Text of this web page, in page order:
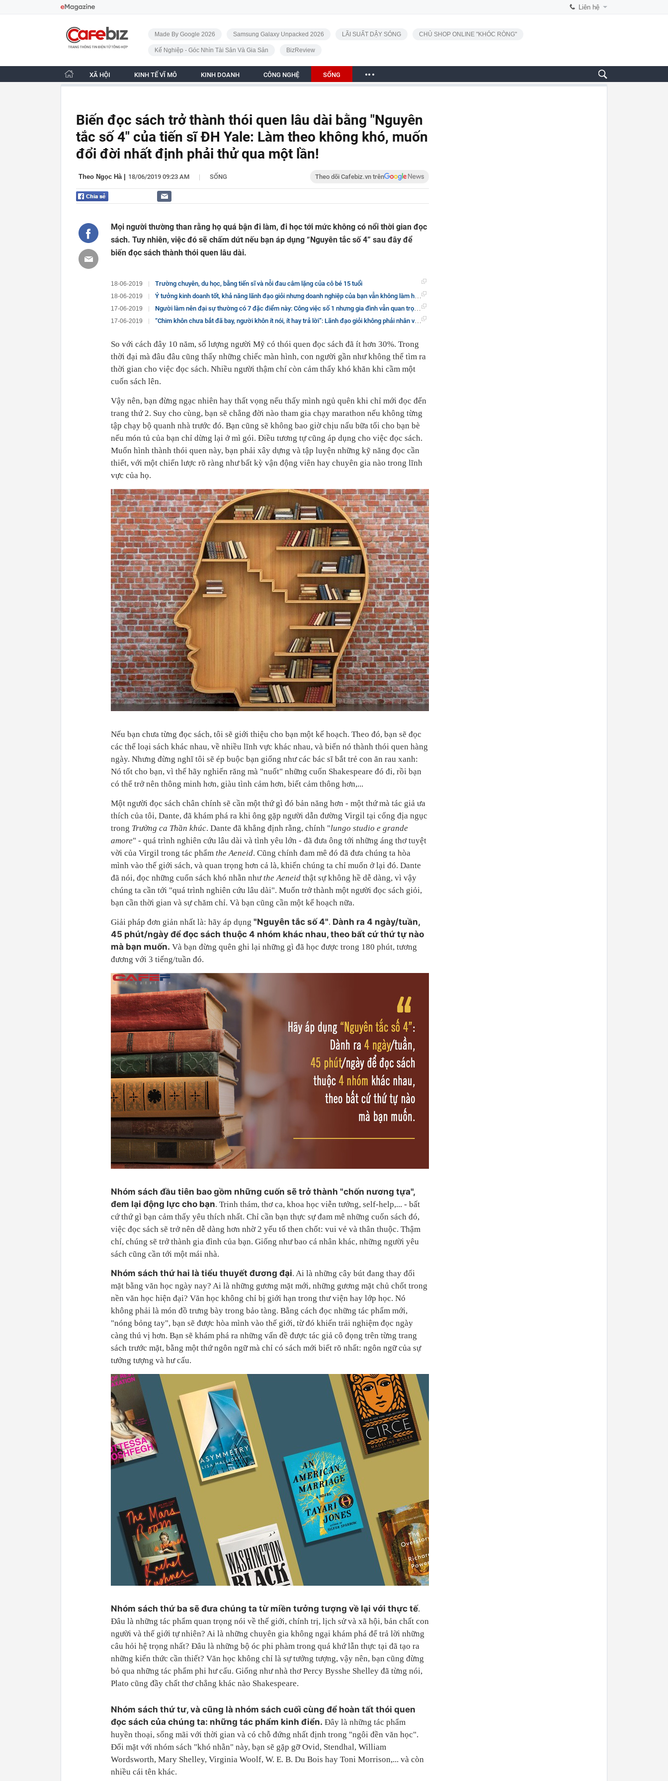
Liên hệ
CafeBiz - Trang chủ
Made By Google 2026 Samsung Galaxy Unpacked 2026 LÃI SUẤT DẬY SÓNG CHỦ SHOP ONLINE "KHÓC RÒNG"
Kế Nghiệp - Góc Nhìn Tài Sản Và Gia Sản BizReview
XÃ HỘI KINH TẾ VĨ MÔ KINH DOANH CÔNG NGHỆ SỐNG
Biến đọc sách trở thành thói quen lâu dài bằng "Nguyên
tắc số 4" của tiến sĩ ĐH Yale: Làm theo không khó, muốn
đổi đời nhất định phải thử qua một lần!
Theo Ngọc Hà| 18/06/2019 09:23 AM | SỐNG Theo dõi Cafebiz.vn trên
Mọi người thường than rằng họ quá bận đi làm, đi học tới mức không có nổi thời gian đọc
sách. Tuy nhiên, việc đó sẽ chấm dứt nếu bạn áp dụng “Nguyên tắc số 4” sau đây để
biến đọc sách thành thói quen lâu dài.
18-06-2019 Trường chuyên, du học, bằng tiến sĩ và nỗi đau câm lặng của cô bé 15 tuổi
18-06-2019 Ý tưởng kinh doanh tốt, khả năng lãnh đạo giỏi nhưng doanh nghiệp của bạn vẫn không làm hài lòng các nhà đầu tư, nguyên nhân là do đâu?
17-06-2019 Người làm nên đại sự thường có 7 đặc điểm này: Công việc số 1 nhưng gia đình vẫn quan trọng nhất
17-06-2019 “Chim khôn chưa bắt đã bay, người khôn ít nói, ít hay trả lời”: Lãnh đạo giỏi không phải nhân viên hỏi gì cũng nói, đôi khi lời khuyên có ích nhất là không khuyên gì cả
So với cách đây 10 năm, số lượng người Mỹ có thói quen đọc sách đã ít hơn 30%. Trong
thời đại mà đâu đâu cũng thấy những chiếc màn hình, con người gần như không thể tìm ra
thời gian cho việc đọc sách. Nhiều người thậm chí còn cảm thấy khó khăn khi cầm một
cuốn sách lên.
Vậy nên, bạn đừng ngạc nhiên hay thất vọng nếu thấy mình ngủ quên khi chỉ mới đọc đến
trang thứ 2. Suy cho cùng, bạn sẽ chẳng đời nào tham gia chạy marathon nếu không từng
tập chạy bộ quanh nhà trước đó. Bạn cũng sẽ không bao giờ chịu nấu bữa tối cho bạn bè
nếu món tủ của bạn chỉ dừng lại ở mì gói. Điều tương tự cũng áp dụng cho việc đọc sách.
Muốn hình thành thói quen này, bạn phải xây dựng và tập luyện những kỹ năng đọc cần
thiết, với một chiến lược rõ ràng như bất kỳ vận động viên hay chuyên gia nào trong lĩnh
vực của họ.
Nếu bạn chưa từng đọc sách, tôi sẽ giới thiệu cho bạn một kế hoạch. Theo đó, bạn sẽ đọc
các thể loại sách khác nhau, về nhiều lĩnh vực khác nhau, và biến nó thành thói quen hàng
ngày. Nhưng đừng nghĩ tôi sẽ ép buộc bạn giống như các bác sĩ bắt trẻ con ăn rau xanh:
Nó tốt cho bạn, vì thế hãy nghiến răng mà "nuốt" những cuốn Shakespeare đó đi, rồi bạn
có thể trở nên thông minh hơn, giàu tình cảm hơn, biết cảm thông hơn,...
Một người đọc sách chân chính sẽ cần một thứ gì đó bản năng hơn - một thứ mà tác giả ưa
thích của tôi, Dante, đã khám phá ra khi ông gặp người dẫn đường Virgil tại cổng địa ngục
trong Trường ca Thần khúc. Dante đã khẳng định rằng, chính "lungo studio e grande
amore" - quá trình nghiên cứu lâu dài và tình yêu lớn - đã đưa ông tới những áng thơ tuyệt
vời của Virgil trong tác phẩm the Aeneid. Cũng chính đam mê đó đã đưa chúng ta hòa
mình vào thế giới sách, và quan trọng hơn cả là, khiến chúng ta chỉ muốn ở lại đó. Dante
đã nói, đọc những cuốn sách khó nhằn nhưthe Aeneid thật sự không hề dễ dàng, vì vậy
chúng ta cần tới "quá trình nghiên cứu lâu dài". Muốn trở thành một người đọc sách giỏi,
bạn cần thời gian và sự chăm chỉ. Và bạn cũng cần một kế hoạch nữa.
Giải pháp đơn giản nhất là: hãy áp dụng "Nguyên tắc số 4". Dành ra 4 ngày/tuần,
45 phút/ngày để đọc sách thuộc 4 nhóm khác nhau, theo bất cứ thứ tự nào
mà bạn muốn. Và bạn đừng quên ghi lại những gì đã học được trong 180 phút, tương
đương với 3 tiếng/tuần đó.
Nhóm sách đầu tiên bao gồm những cuốn sẽ trở thành "chốn nương tựa",
đem lại động lực cho bạn. Trinh thám, thơ ca, khoa học viễn tưởng, self-help,... - bất
cứ thứ gì bạn cảm thấy yêu thích nhất. Chỉ cần bạn thực sự đam mê những cuốn sách đó,
việc đọc sách sẽ trở nên dễ dàng hơn nhờ 2 yếu tố then chốt: vui vẻ và thân thuộc. Thậm
chí, chúng sẽ trở thành gia đình của bạn. Giống như bao cá nhân khác, những người yêu
sách cũng cần tới một mái nhà.
Nhóm sách thứ hai là tiểu thuyết đương đại. Ai là những cây bút đang thay đổi
mặt bằng văn học ngày nay? Ai là những gương mặt mới, những gương mặt chủ chốt trong
nền văn học hiện đại? Văn học không chỉ bị giới hạn trong thư viện hay lớp học. Nó
không phải là món đồ trưng bày trong bảo tàng. Bằng cách đọc những tác phẩm mới,
"nóng bỏng tay", bạn sẽ được hòa mình vào thế giới, từ đó khiến trải nghiệm đọc ngày
càng thú vị hơn. Bạn sẽ khám phá ra những vấn đề được tác giả cô đọng trên từng trang
sách trước mặt, bằng một thứ ngôn ngữ mà chỉ có sách mới biết rõ nhất: ngôn ngữ của sự
tưởng tượng và hư cấu.
Nhóm sách thứ ba sẽ đưa chúng ta từ miền tưởng tượng về lại với thực tế.
Đâu là những tác phẩm quan trọng nói về thế giới, chính trị, lịch sử và xã hội, bản chất con
người và thế giới tự nhiên? Ai là những chuyên gia không ngại khám phá để trả lời những
câu hỏi hệ trọng nhất? Đâu là những bộ óc phi phàm trong quá khứ lẫn thực tại đã tạo ra
những kiến thức cần thiết? Văn học không chỉ là sự tưởng tượng, vậy nên, bạn cũng đừng
bỏ qua những tác phẩm phi hư cấu. Giống như nhà thơ Percy Bysshe Shelley đã từng nói,
Plato cũng đầy chất thơ chẳng khác nào Shakespeare.
Nhóm sách thứ tư, và cũng là nhóm sách cuối cùng để hoàn tất thói quen
đọc sách của chúng ta: những tác phẩm kinh điển. Đây là những tác phẩm
huyền thoại, sống mãi với thời gian và có chỗ đứng nhất định trong "ngôi đền văn học".
Đối mặt với nhóm sách "khó nhằn" này, bạn sẽ gặp gỡ Ovid, Stendhal, William
Wordsworth, Mary Shelley, Virginia Woolf, W. E. B. Du Bois hay Toni Morrison,... và còn
nhiều cái tên khác.